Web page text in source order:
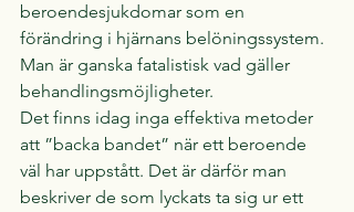
beroendesjukdomar som en
förändring i hjärnans belöningssystem.
Man är ganska fatalistisk vad gäller
behandlingsmöjligheter.
Det finns idag inga effektiva metoder
att ”backa bandet” när ett beroende
väl har uppstått. Det är därför man
beskriver de som lyckats ta sig ur ett